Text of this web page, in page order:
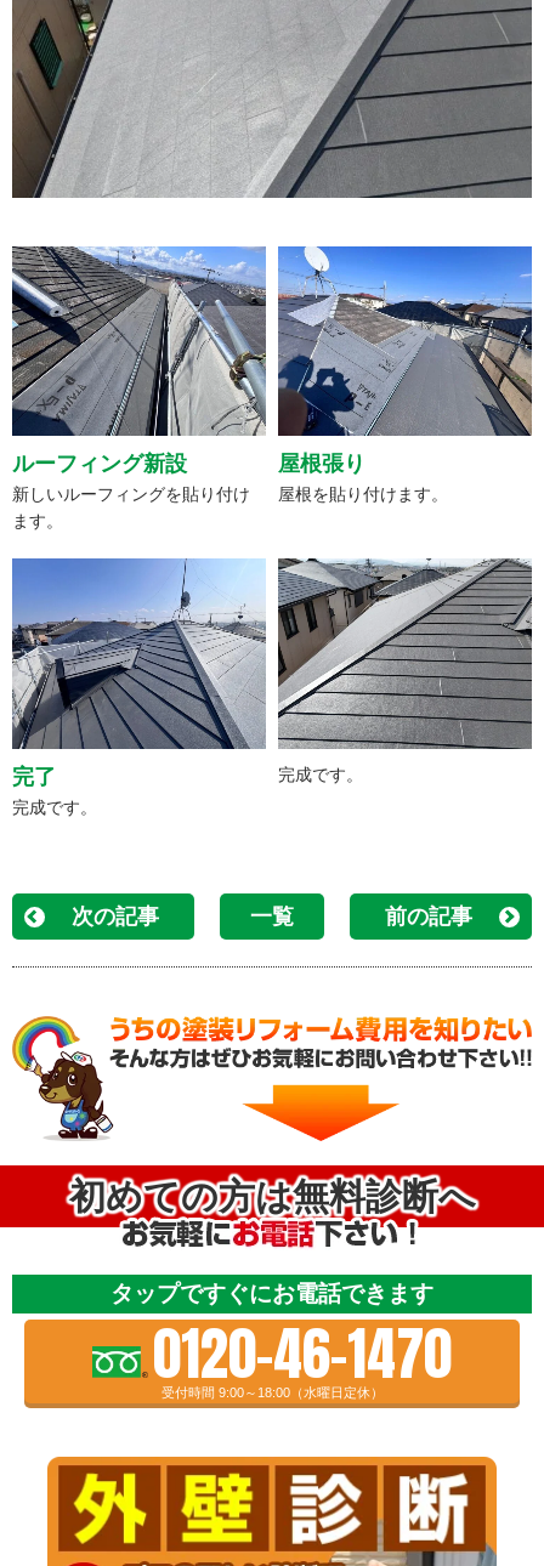
ルーフィング新設
新しいルーフィングを貼り付け
ます。
屋根張り
屋根を貼り付けます。
完了
完成です。
完成です。
次の記事 一覧 前の記事
初めての方は無料診断へ
タップですぐにお電話できます
0120-46-1470
受付時間 9:00～18:00（水曜日定休）